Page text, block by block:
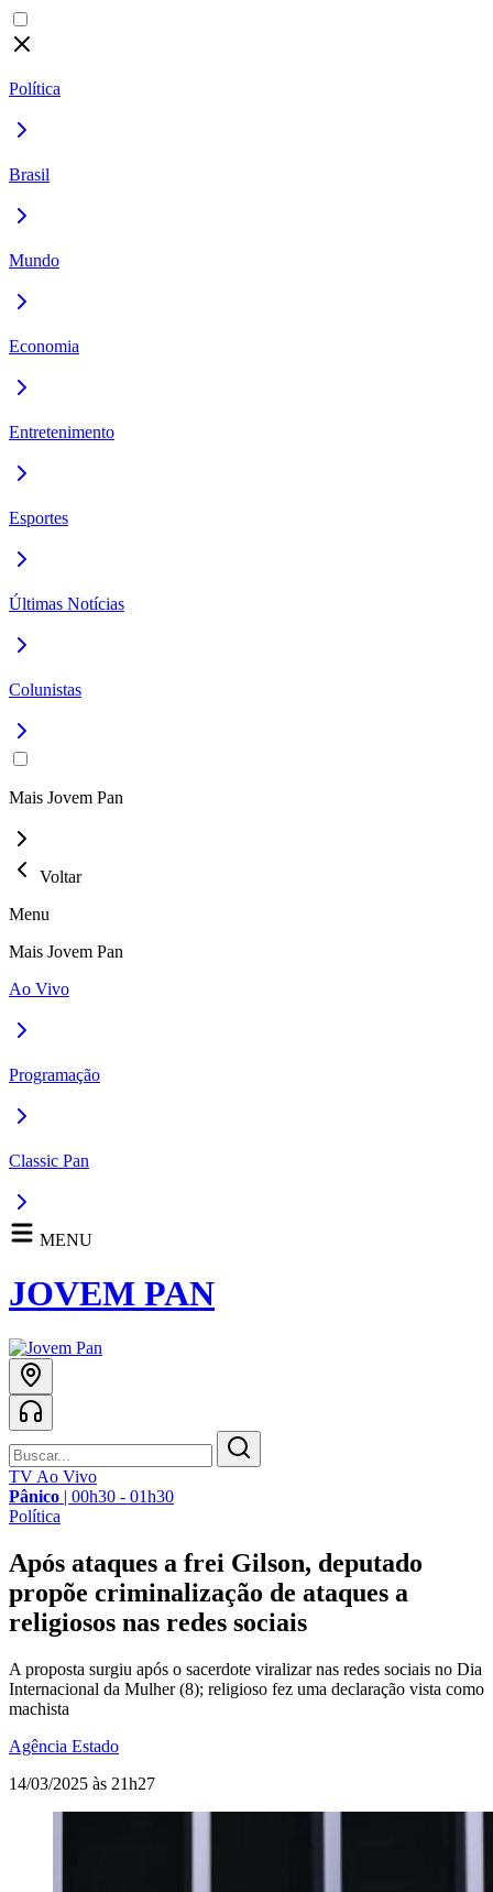
Política
Brasil
Mundo
Economia
Entretenimento
Esportes
Últimas Notícias
Colunistas
Mais Jovem Pan
Voltar
Menu
Mais Jovem Pan
Ao Vivo
Programação
Classic Pan
MENU
JOVEM PAN
TV Ao Vivo
Pânico | 00h30 - 01h30
Política
Após ataques a frei Gilson, deputado
propõe criminalização de ataques a
religiosos nas redes sociais
A proposta surgiu após o sacerdote viralizar nas redes sociais no Dia
Internacional da Mulher (8); religioso fez uma declaração vista como
machista
Agência Estado
14/03/2025 às 21h27